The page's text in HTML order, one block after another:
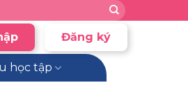
Đăng ký
học tập